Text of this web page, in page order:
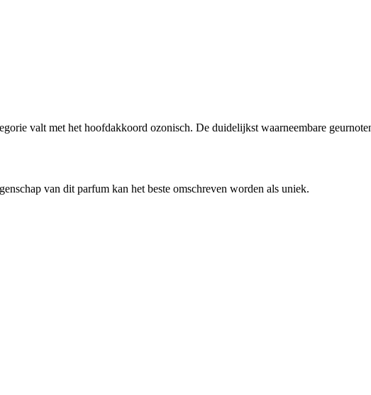
valt met het hoofdakkoord ozonisch. De duidelijkst waarneembare
van dit parfum kan het beste omschreven worden als uniek.